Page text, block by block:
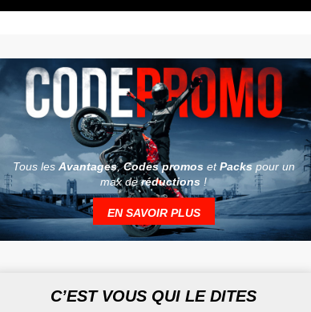
Tous lesAvantages,Codes promosetPackspour un
max deréductions !
EN SAVOIR PLUS
C’EST VOUS QUI LE DITES